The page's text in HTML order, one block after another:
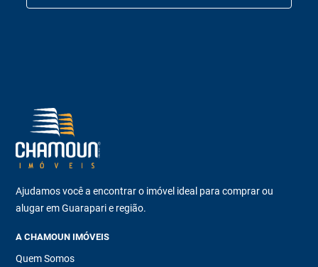
Ajudamos você a encontrar o imóvel ideal para comprar ou
alugar em Guarapari e região.
A CHAMOUN IMÓVEIS
Quem Somos